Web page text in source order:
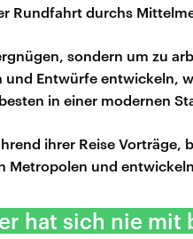
Rundfahrt durchs
sondern um zu
und Entwürfe entwickeln,
in einer modernen
ihrer Reise Vorträge,
Metropolen und
hat sich nie mit